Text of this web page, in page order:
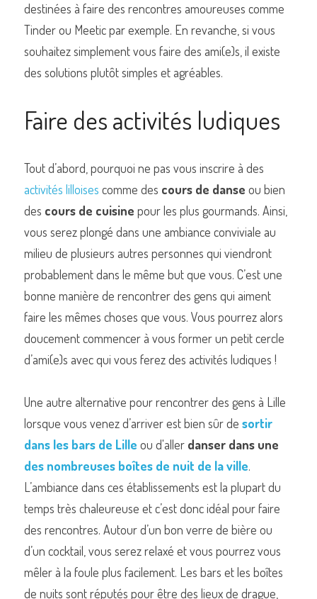
destinées à faire des rencontres amoureuses comme
Tinder ou Meetic par exemple. En revanche, si vous
souhaitez simplement vous faire des ami(e)s, il existe
des solutions plutôt simples et agréables.
Faire des activités ludiques
activités lilloises comme des cours de danse ou bien
des cours de cuisine pour les plus gourmands. Ainsi,
vous serez plongé dans une ambiance conviviale au
milieu de plusieurs autres personnes qui viendront
probablement dans le même but que vous. C’est une
bonne manière de rencontrer des gens qui aiment
faire les mêmes choses que vous. Vous pourrez alors
doucement commencer à vous former un petit cercle
d’ami(e)s avec qui vous ferez des activités ludiques !
Une autre alternative pour rencontrer des gens à Lille
lorsque vous venez d’arriver est bien sûr de sortir
dans les bars de Lille ou d'aller
des nombreuses boîtes de nuit de la ville.
L’ambiance dans ces établissements est la plupart du
temps très chaleureuse et c’est donc idéal pour faire
des rencontres. Autour d’un bon verre de bière ou
d’un cocktail, vous serez relaxé et vous pourrez vous
mêler à la foule plus facilement. Les bars et les boîtes
de nuits sont réputés pour être des lieux de drague,